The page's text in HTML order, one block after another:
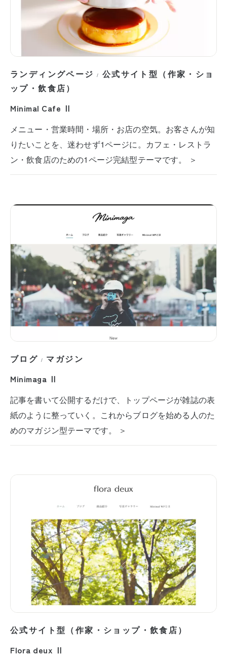
ランディングページ / 公式サイト型（作家・ショ
ップ・飲食店）
Minimal Cafe Ⅱ
メニュー・営業時間・場所・お店の空気。お客さんが知
りたいことを、迷わせず1ページに。カフェ・レストラ
ン・飲食店のための1ページ完結型テーマです。 ＞
ブログ / マガジン
Minimaga Ⅱ
記事を書いて公開するだけで、トップページが雑誌の表
紙のように整っていく。これからブログを始める人のた
めのマガジン型テーマです。 ＞
公式サイト型（作家・ショップ・飲食店）
Flora deux Ⅱ